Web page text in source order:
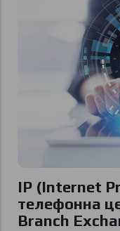
IP (Internet
телефонна
Branch